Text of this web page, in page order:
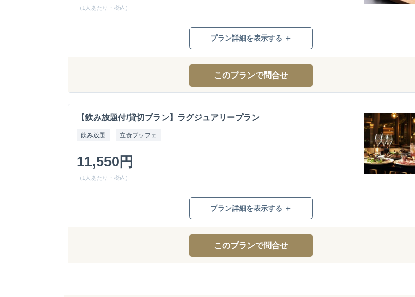
（1人あたり・税込）
プラン詳細を表示する ＋
このプランで問合せ
【飲み放題付/貸切プラン】ラグジュアリープラン
飲み放題 立食ブッフェ
11,550円
（1人あたり・税込）
プラン詳細を表示する ＋
このプランで問合せ